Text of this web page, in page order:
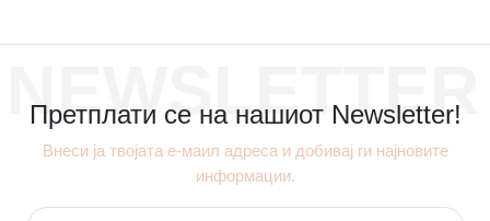
NEWSLETTER
Претплати се на нашиот Newsletter!
Внеси ја твојата е-маил адреса и добивај ги најновите
информации.